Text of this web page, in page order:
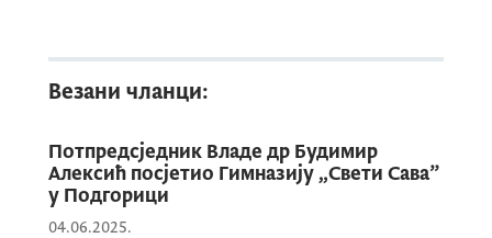
Везани чланци:
Потпредсједник Владе др Будимир
Алексић посјетио Гимназију „Свети Сава”
у Подгорици
04.06.2025.